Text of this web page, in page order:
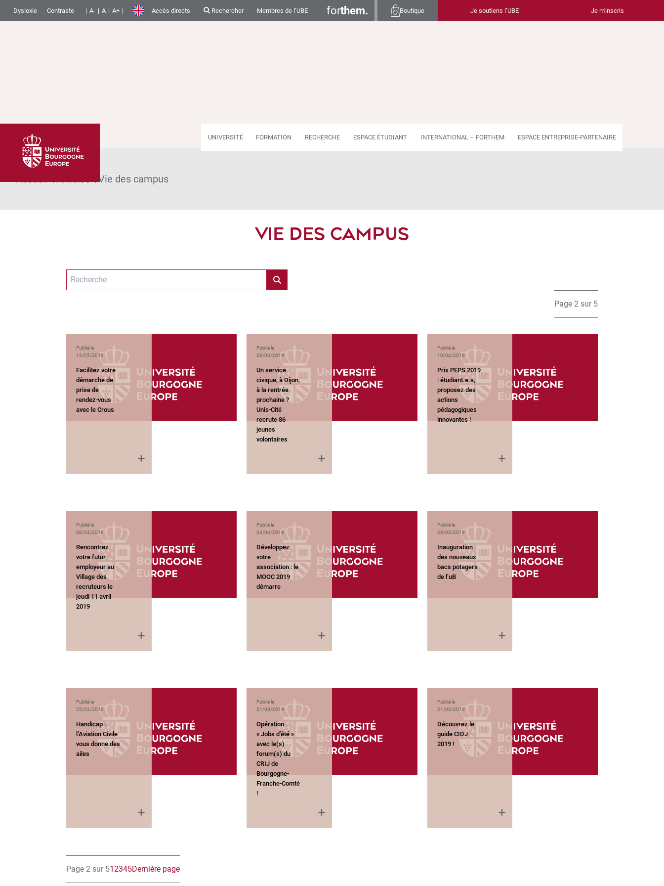
Dyslexie Contraste A- A A+ Accès directs Rechercher Membres de l’UBE forthem. Boutique Je soutiens l’UBE Je m'inscris
UNIVERSITÉ FORMATION RECHERCHE ESPACE ÉTUDIANT INTERNATIONAL – FORTHEM ESPACE ENTREPRISE-PARTENAIRE
Accueil Articles Vie des campus
VIE DES CAMPUS
Page 2 sur 5
Publié le
13/05/2019
Facilitez votre
démarche de
prise de
rendez-vous
avec le Crous
Publié le
26/04/2019
Un service
civique, à Dijon,
à la rentrée
prochaine ?
Unis-Cité
recrute 86
jeunes
volontaires
Publié le
10/04/2019
Prix PEPS 2019
: étudiant.e.s,
proposez des
actions
pédagogiques
innovantes !
Publié le
08/04/2019
Rencontrez
votre futur
employeur au
Village des
recruteurs le
jeudi 11 avril
2019
Publié le
04/04/2019
Développez
votre
association : le
MOOC 2019
démarre
Publié le
28/03/2019
Inauguration
des nouveaux
bacs potagers
de l’uB
Publié le
25/03/2019
Handicap :
l’Aviation Civile
vous donne des
ailes
Publié le
21/03/2019
Opération
« Jobs d’été »
avec le(s)
forum(s) du
CRIJ de
Bourgogne-
Franche-Comté
!
Publié le
21/03/2019
Découvrez le
guide CIDJ
2019 !
Page 2 sur 512345Dernière page